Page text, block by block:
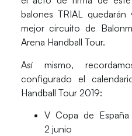
balones TRIAL
mejor circuito de
Arena Handball Tour.
Así mismo,
configurado el
Handball Tour 2019:
V Copa de
2 junio